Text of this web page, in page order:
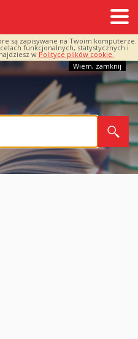
są zapisywane na Twoim komputerze.
funkcjonalnych, statystycznych i
w Polityce plików cookie.
Wiem, zamknij